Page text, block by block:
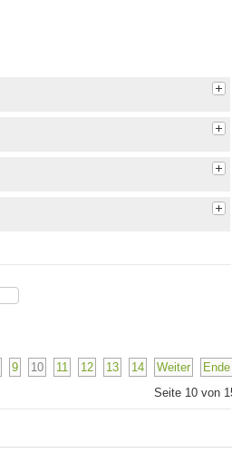
9 10 11 12 13 14 Weiter
Ende
Seite 10 von